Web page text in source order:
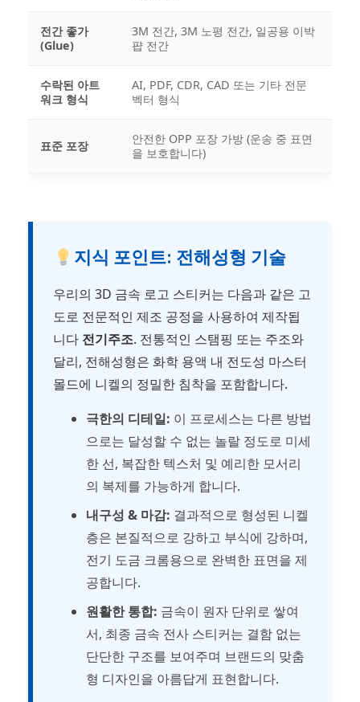
전간 좋가
(Glue)
3M 전간, 3M 노평 전간, 일공용 이박
퍕 전간
수락된 아트
워크 형식
AI, PDF, CDR, CAD 또는 기타 전문
벡터 형식
표준 포장
안전한 OPP 포장 가방 (운송 중 표면
을 보호합니다)
지식 포인트: 전해성형 기술
우리의 3D 금속 로고 스티커는 다음과 같은 고
도로 전문적인 제조 공정을 사용하여 제작됩
니다 전기주조. 전통적인 스탬핑 또는 주조와
달리, 전해성형은 화학 용액 내 전도성 마스터
몰드에 니켈의 정밀한 침착을 포함합니다.
극한의 디테일: 이 프로세스는 다른 방법
으로는 달성할 수 없는 놀랄 정도로 미세
한 선, 복잡한 텍스처 및 예리한 모서리
의 복제를 가능하게 합니다.
내구성 & 마감: 결과적으로 형성된 니켈
층은 본질적으로 강하고 부식에 강하며,
전기 도금 크롬용으로 완벽한 표면을 제
공합니다.
원활한 통합: 금속이 원자 단위로 쌓여
서, 최종 금속 전사 스티커는 결함 없는
단단한 구조를 보여주며 브랜드의 맞춤
형 디자인을 아름답게 표현합니다.